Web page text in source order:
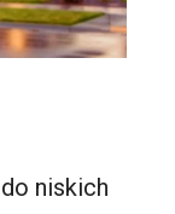
niskich